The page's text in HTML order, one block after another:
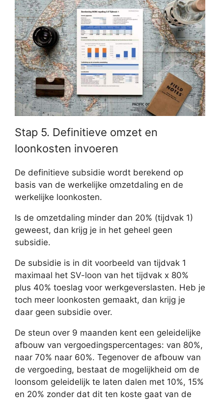
Stap 5. Definitieve omzet en
loonkosten invoeren
De definitieve subsidie wordt berekend op
basis van de werkelijke omzetdaling en de
werkelijke loonkosten.
Is de omzetdaling minder dan 20% (tijdvak 1)
geweest, dan krijg je in het geheel geen
subsidie.
De subsidie is in dit voorbeeld van tijdvak 1
maximaal het SV-loon van het tijdvak x 80%
plus 40% toeslag voor werkgeverslasten. Heb je
toch meer loonkosten gemaakt, dan krijg je
daar geen subsidie over.
De steun over 9 maanden kent een geleidelijke
afbouw van vergoedingspercentages: van 80%,
naar 70% naar 60%. Tegenover de afbouw van
de vergoeding, bestaat de mogelijkheid om de
loonsom geleidelijk te laten dalen met 10%, 15%
en 20% zonder dat dit ten koste gaat van de